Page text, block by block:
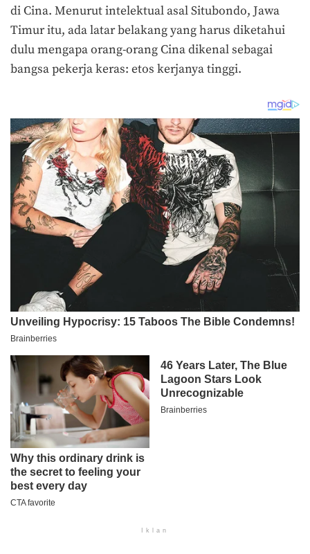
di Cina. Menurut intelektual asal Situbondo, Jawa
Timur itu, ada latar belakang yang harus diketahui
dulu mengapa orang-orang Cina dikenal sebagai
bangsa pekerja keras: etos kerjanya tinggi.
Iklan